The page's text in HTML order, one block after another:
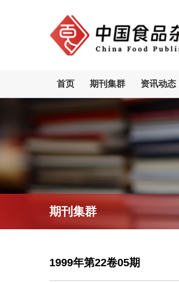
首页 期刊集群 资讯动态
期刊集群
1999年第22卷05期